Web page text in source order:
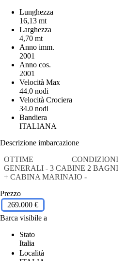
Lunghezza
16,13 mt
Larghezza
4,70 mt
Anno imm.
2001
Anno cos.
2001
Velocità Max
44.0 nodi
Velocità Crociera
34.0 nodi
Bandiera
ITALIANA
Descrizione imbarcazione
OTTIME CONDIZIONI
GENERALI - 3 CABINE 2 BAGNI
+ CABINA MARINAIO -
Prezzo
269.000 €
Barca visibile a
Stato
Italia
Località